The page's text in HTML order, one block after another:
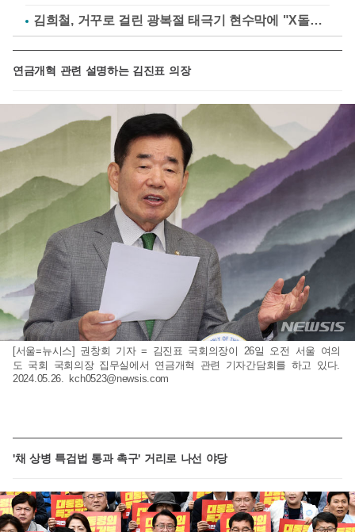
김희철, 거꾸로 걸린 광복절 태극기 현수막에 "X돌았네"
연금개혁 관련 설명하는 김진표 의장
[서울=뉴시스] 권창회 기자 = 김진표 국회의장이 26일 오전 서울 여의
도 국회 국회의장 집무실에서 연금개혁 관련 기자간담회를 하고 있다.
2024.05.26. kch0523@newsis.com
'채 상병 특검법 통과 촉구' 거리로 나선 야당